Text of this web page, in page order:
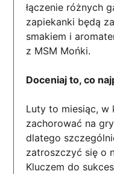
łączenie różnych
zapiekanki będą
smakiem i
z MSM Mońki.
Doceniaj to, co
Luty to miesiąc,
zachorować na
dlatego
zatroszczyć się o
Kluczem do